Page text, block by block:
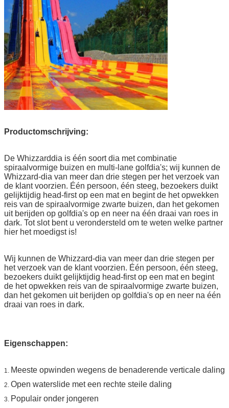
Productomschrijving:
De Whizzarddia is één soort dia met combinatie
spiraalvormige buizen en multi-lane golfdia's; wij kunnen de
Whizzard-dia van meer dan drie stegen per het verzoek van
de klant voorzien. Één persoon, één steeg, bezoekers duikt
gelijktijdig head-first op een mat en begint de het opwekken
reis van de spiraalvormige zwarte buizen, dan het gekomen
uit berijden op golfdia's op en neer na één draai van roes in
dark. Tot slot bent u verondersteld om te weten welke partner
hier het moedigst is!
Wij kunnen de Whizzard-dia van meer dan drie stegen per
het verzoek van de klant voorzien. Één persoon, één steeg,
bezoekers duikt gelijktijdig head-first op een mat en begint
de het opwekken reis van de spiraalvormige zwarte buizen,
dan het gekomen uit berijden op golfdia's op en neer na één
draai van roes in dark.
Eigenschappen:
1. Meeste opwinden wegens de benaderende verticale daling
2. Open waterslide met een rechte steile daling
3. Populair onder jongeren